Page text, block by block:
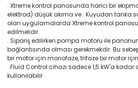
. Xtreme kontrol panosunda harici bir
elektrod) düşük akıma ve . Kuyudan tanka
olan uygulamalarda Xtreme kontrol
edilmelidir.
. Sipariş edilirken pompa motoru ile
bağlantısında olması gerekmekdir. Bu
bir motor için monofaze, trifaze bir motor
. Fluid Control cihazı sadece 1,5 kW'a
kullanılabilir